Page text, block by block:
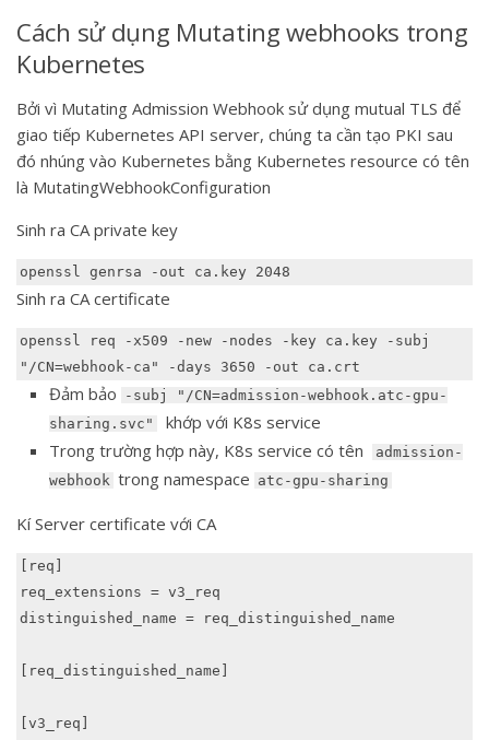
Cách sử dụng Mutating webhooks trong
Kubernetes
Bởi vì Mutating Admission Webhook sử dụng mutual TLS để
giao tiếp Kubernetes API server, chúng ta cần tạo PKI sau
đó nhúng vào Kubernetes bằng Kubernetes resource có tên
là MutatingWebhookConfiguration
Sinh ra CA private key
Sinh ra CA certificate
openssl req -x509 -new -nodes -key ca.key -subj
"/CN=webhook-ca" -days 3650 -out ca.crt
Đảm bảo
-subj "/CN=admission-webhook.atc-gpu-
sharing.svc"
khớp với K8s service
Trong trường hợp này, K8s service có tên
admission-
webhook trong namespace atc-gpu-sharing
Kí Server certificate với CA
[req]
req_extensions = v3_req
distinguished_name = req_distinguished_name
[req_distinguished_name]
[v3_req]